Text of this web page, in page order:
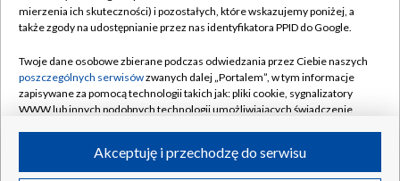
Naziemna Telewizja Cyfrowa
Rada Programowa
System NOS
Informacje o nadawcy
Program dla prasy
Pomoc
Kontakt
Kanały
mierzenia ich skuteczności) i pozostałych, które wskazujemy poniżej, a
także zgody na udostępnianie przez nas identyfikatora PPID do Google.
Twoje dane osobowe zbierane podczas odwiedzania przez Ciebie naszych
poszczególnych serwisówzwanych dalej „Portalem”, w tym informacje
zapisywane za pomocą technologii takich jak: pliki cookie, sygnalizatory
WWW lub innych podobnych technologii umożliwiających świadczenie
ruchu w Internecie.Akceptuję i przechodzę do serwisu